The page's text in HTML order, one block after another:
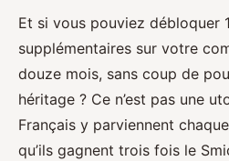
Top 10 conseils
10 000 euros
Imran•18/05/2026 17:02• 8 min
Et si vous pouviez débloquer
supplémentaires sur votre
douze mois, sans coup de
héritage ? Ce n’est pas une
Français y parviennent
qu’ils gagnent trois fois le